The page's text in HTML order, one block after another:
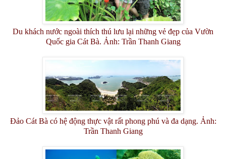
Du khách nước ngoài thích thú lưu lại những vẻ đẹp của Vườn
Quốc gia Cát Bà. Ảnh: Trần Thanh Giang
Đảo Cát Bà có hệ động thực vật rất phong phú và đa dạng. Ảnh:
Trần Thanh Giang